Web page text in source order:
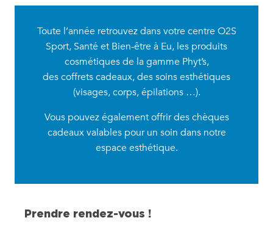
Toute l’année retrouvez dans votre centre O2S
Sport, Santé et Bien-être à Eu, les produits
cosmétiques de la gamme Phyt’s,
des coffrets cadeaux, des soins esthétiques
(visages, corps, épilations …).
Vous pouvez également offrir des chèques
cadeaux valables pour un soin dans notre
espace esthétique.
Prendre rendez-vous !